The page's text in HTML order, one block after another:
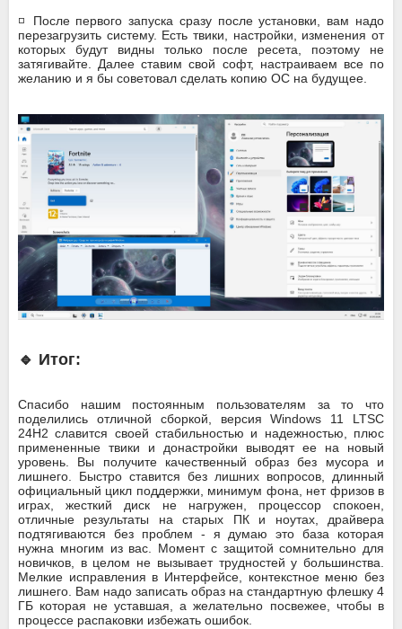
◽ После первого запуска сразу после установки, вам надо
перезагрузить систему. Есть твики, настройки, изменения от
которых будут видны только после ресета, поэтому не
затягивайте. Далее ставим свой софт, настраиваем все по
желанию и я бы советовал сделать копию ОС на будущее.
🔹 Итог:
Спасибо нашим постоянным пользователям за то что
поделились отличной сборкой, версия Windows 11 LTSC
24H2 славится своей стабильностью и надежностью, плюс
примененные твики и донастройки выводят ее на новый
уровень. Вы получите качественный образ без мусора и
лишнего. Быстро ставится без лишних вопросов, длинный
официальный цикл поддержки, минимум фона, нет фризов в
играх, жесткий диск не нагружен, процессор спокоен,
отличные результаты на старых ПК и ноутах, драйвера
подтягиваются без проблем - я думаю это база которая
нужна многим из вас. Момент с защитой сомнительно для
новичков, в целом не вызывает трудностей у большинства.
Мелкие исправления в Интерфейсе, контекстное меню без
лишнего. Вам надо записать образ на стандартную флешку 4
ГБ которая не уставшая, а желательно посвежее, чтобы в
процессе распаковки избежать ошибок.